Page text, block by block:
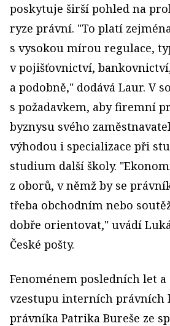
poskytuje širší pohled na
ryze právní. "To platí
s vysokou mírou regulace,
v pojišťovnictví,
a podobně," dodává Laur. V
s požadavkem, aby firemní
byznysu svého
výhodou i specializace při
studium další školy.
z oborů, v němž by se
třeba obchodním nebo
dobře orientovat," uvádí
České pošty.
Fenoménem posledních let a
vzestupu interních právních
právníka Patrika Bureše ze